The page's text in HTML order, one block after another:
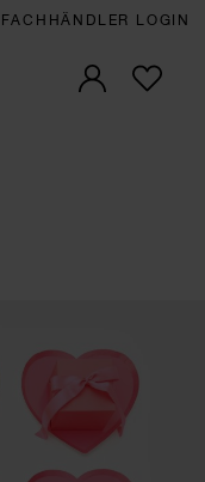
FACHHÄNDLER LOGIN